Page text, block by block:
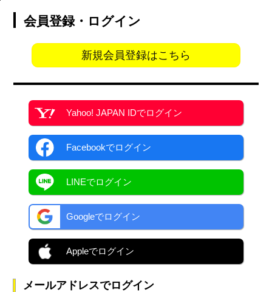
会員登録・ログイン
新規会員登録はこちら
Yahoo! JAPAN IDでログイン
Facebookでログイン
LINEでログイン
Googleでログイン
Appleでログイン
メールアドレスでログイン